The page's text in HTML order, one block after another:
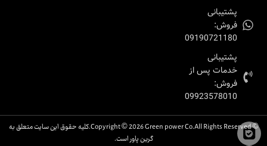
پشتیبانی
فروش:
09190721180
پشتیبانی
خدمات پس از
فروش:
09923578010
© Copyright © 2026 Green power Co.All Rights Reserved.کلیه حقوق این سایت متعلق به
گرین پاور است.